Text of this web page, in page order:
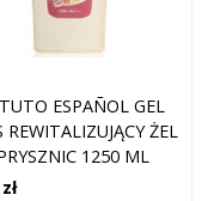
ESPAÑOL GEL
REWITALIZUJĄCY ŻEL
1250 ML